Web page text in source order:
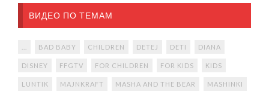
ВИДЕО ПО ТЕМАМ
BAD BABY CHILDREN DETEJ DETI DIANA
DISNEY FFGTV FOR CHILDREN FOR KIDS KIDS
LUNTIK MAJNKRAFT MASHA AND THE BEAR MASHINKI